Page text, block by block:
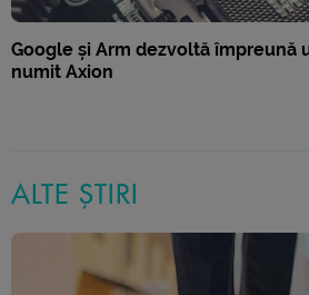
Google și Arm dezvoltă împreună
numit Axion
ALTE ȘTIRI